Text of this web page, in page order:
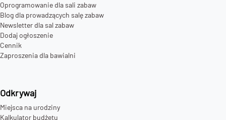
Oprogramowanie dla sali zabaw
Blog dla prowadzących salę zabaw
Newsletter dla sal zabaw
Dodaj ogłoszenie
Cennik
Zaproszenia dla bawialni
Odkrywaj
Miejsca na urodziny
Kalkulator budżetu